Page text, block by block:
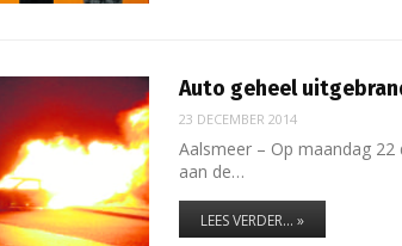
Auto geheel
23 DECEMBER 2014
Aalsmeer – Op maandag
aan de…
LEES VERDER... »